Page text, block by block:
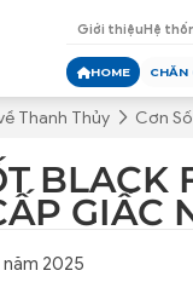
Giới thiệuHệ
HOME CHĂN
Thanh Thủy Cơn
BLACK
GIẤC
năm 2025